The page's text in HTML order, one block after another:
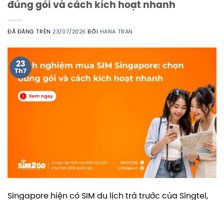
đúng gói và cách kích hoạt nhanh
ĐÃ ĐĂNG TRÊN23/07/2026 BỞI HANA TRAN
23
Th7
Singapore hiện có SIM du lịch trả trước của Singtel,